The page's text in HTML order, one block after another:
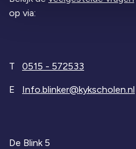
op via:
T 0515 - 572533
E Info.blinker@kykscholen.nl
De Blink 5